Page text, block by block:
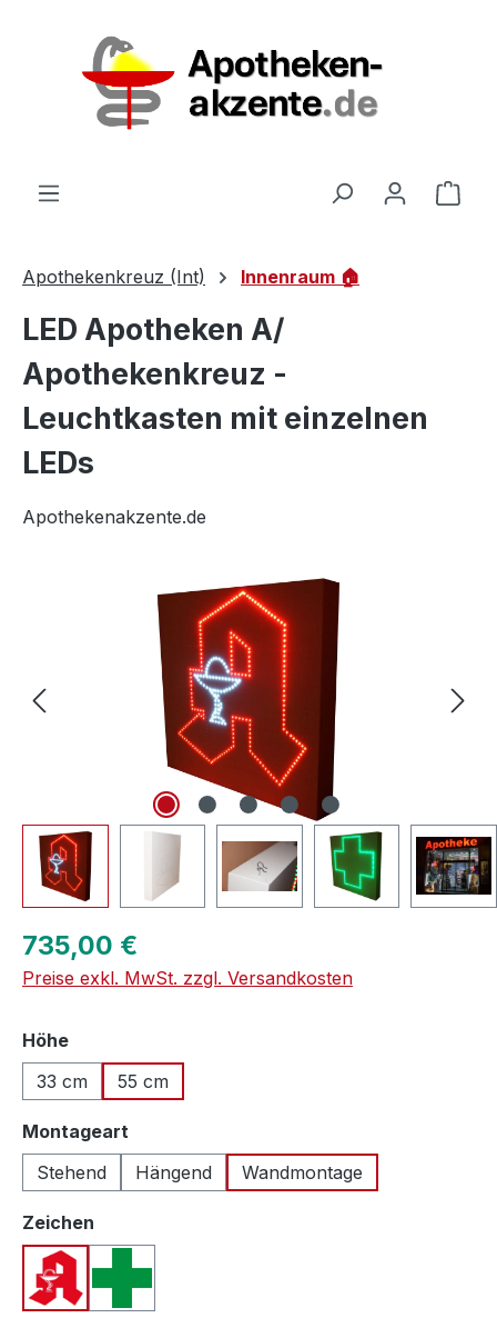
Apothekenkreuz (Int) Innenraum 🏠
LED Apotheken A/
Apothekenkreuz -
Leuchtkasten mit einzelnen
LEDs
Apothekenakzente.de
Regulärer Preis:
735,00 €
Preise exkl. MwSt. zzgl. Versandkosten
Höheauswählen
33 cm
55 cm
Montageart
Stehend
Hängend Wandmontage
Zeichen
Apotheken A (Deutschland)
Apothekenkreuz (International)